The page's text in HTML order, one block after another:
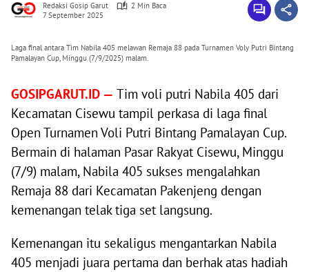
Redaksi Gosip Garut
2 Min Baca
7 September 2025
Laga final antara Tim Nabila 405 melawan Remaja 88 pada Turnamen Voly Putri Bintang
Pamalayan Cup, Minggu (7/9/2025) malam.
GOSIPGARUT.ID — Tim voli putri Nabila 405 dari
Kecamatan Cisewu tampil perkasa di laga final
Open Turnamen Voli Putri Bintang Pamalayan Cup.
Bermain di halaman Pasar Rakyat Cisewu, Minggu
(7/9) malam, Nabila 405 sukses mengalahkan
Remaja 88 dari Kecamatan Pakenjeng dengan
kemenangan telak tiga set langsung.
Kemenangan itu sekaligus mengantarkan Nabila
405 menjadi juara pertama dan berhak atas hadiah